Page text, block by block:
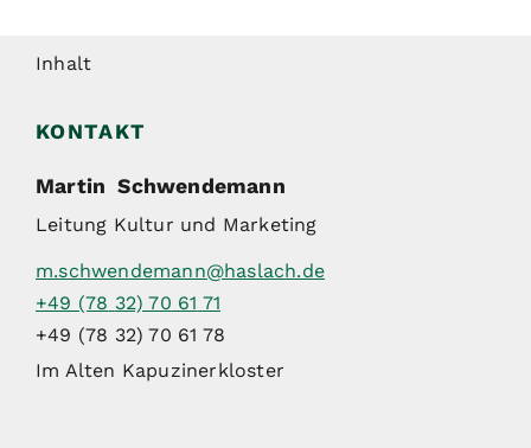
Inhalt
KONTAKT
Martin Schwendemann
Leitung Kultur und Marketing
m.schwendemann@haslach.de
+49 (78 32) 70 61 71
+49 (78 32) 70 61 78
Im Alten Kapuzinerkloster